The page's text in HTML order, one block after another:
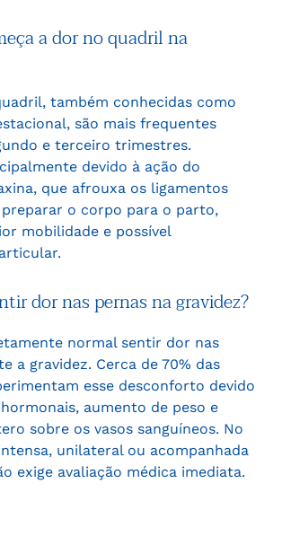
a dor no quadril na
também conhecidas como
são mais frequentes
e terceiro trimestres.
devido à ação do
que afrouxa os ligamentos
o corpo para o parto,
mobilidade e possível
dor nas pernas na gravidez?
normal sentir dor nas
a gravidez. Cerca de 70% das
esse desconforto devido
aumento de peso e
sobre os vasos sanguíneos. No
unilateral ou acompanhada
exige avaliação médica imediata.